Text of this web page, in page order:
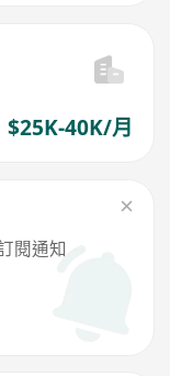
$25K-40K/月
閱通知